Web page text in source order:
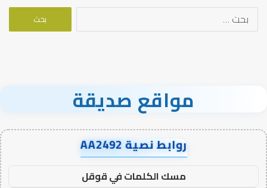
البحث
مواقع صديقة
روابط نصية AA2492
مسك الكلمات في قوقل